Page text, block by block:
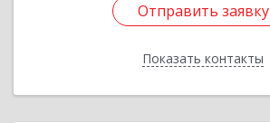
Отправить заявку
Показать контакты
Отправить заявку
Назад